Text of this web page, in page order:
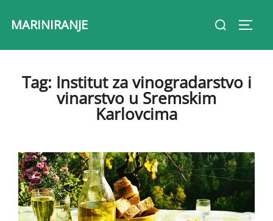
MARINIRANJE
Search
Tag: Institut za vinogradarstvo i
vinarstvo u Sremskim
Karlovcima